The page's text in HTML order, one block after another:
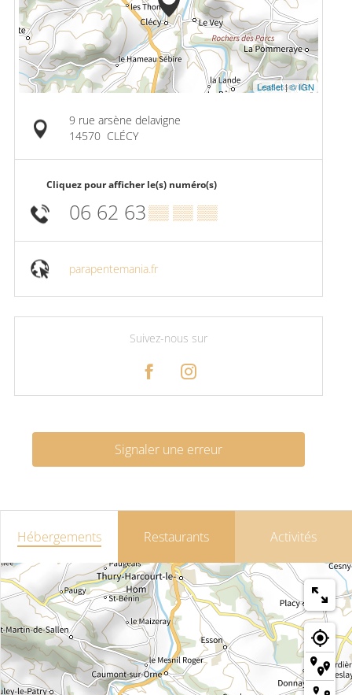
Leaflet|© IGN
9 rue arsène delavigne
14570 CLÉCY
Cliquez pour afficher le(s) numéro(s)
06 62 63▒▒ ▒▒ ▒▒
parapentemania.fr
Suivez-nous sur
Signaler une erreur
Hébergements Restaurants Activités